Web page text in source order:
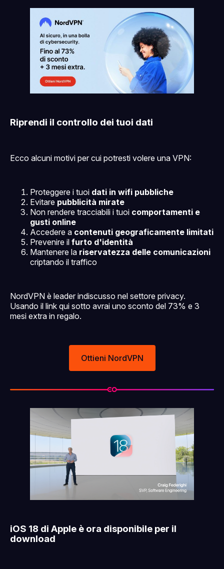
Riprendi il controllo dei tuoi dati
Ecco alcuni motivi per cui potresti volere una VPN:
Proteggere i tuoi dati in wifi pubbliche
Evitare pubblicità mirate
Non rendere tracciabili i tuoi comportamenti e
gusti online
Accedere a contenuti geograficamente limitati
Prevenire il furto d'identità
Mantenere la riservatezza delle comunicazioni
criptando il traffico
NordVPN è leader indiscusso nel settore privacy.
Usando il link qui sotto avrai uno sconto del 73% e 3
mesi extra in regalo.
Ottieni NordVPN
iOS 18 di Apple è ora disponibile per il
download